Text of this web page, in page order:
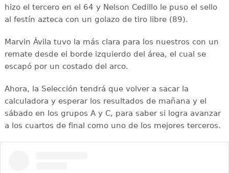
hizo el tercero en el 64 y Nelson Cedillo le puso el sello
al festín azteca con un golazo de tiro libre (89).
Marvin Ávila tuvo la más clara para los nuestros con un
remate desde el borde izquierdo del área, el cual se
escapó por un costado del arco.
Ahora, la Selección tendrá que volver a sacar la
calculadora y esperar los resultados de mañana y el
sábado en los grupos A y C, para saber si logra avanzar
a los cuartos de final como uno de los mejores terceros.